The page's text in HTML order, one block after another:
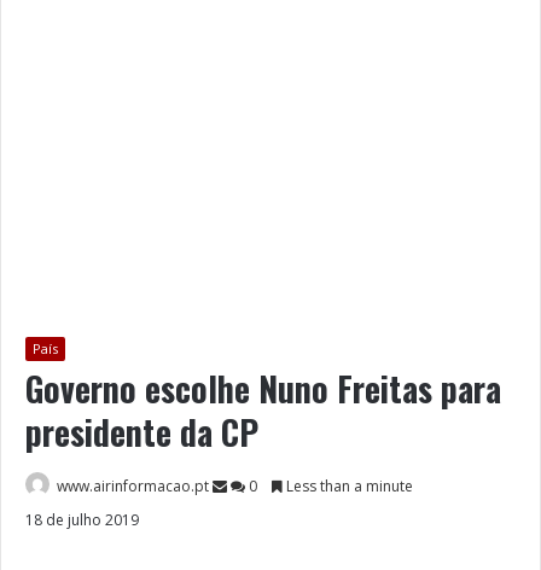
País
Governo escolhe Nuno Freitas para
presidente da CP
www.airinformacao.pt 0
Less than a minute
18 de julho 2019